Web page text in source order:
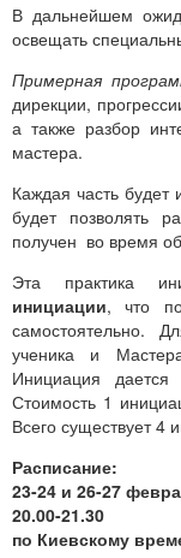
В дальнейшем
освещать
Примерная
дирекции,
а также разбор
мастера.
Каждая часть будет
будет позволять
получен во время
Эта практика
инициации, что
самостоятельно.
ученика и
Инициация
Стоимость 1
Всего существует 4
Расписание:
23-24 и 26-27
20.00-21.30
по Киевскому